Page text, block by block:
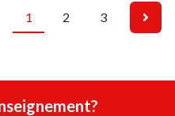
1 2 3